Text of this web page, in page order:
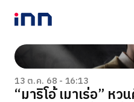
NEWS
ENTERTAINMENT
LIFESTYLE
13 ต.ค. 68 - 16:13
“มาริโอ้ เมาเร่อ” ห